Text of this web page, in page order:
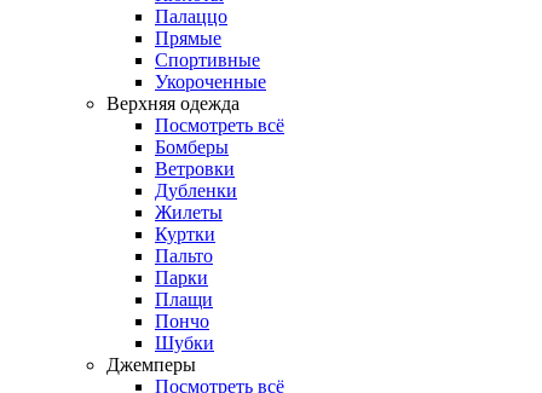
Палаццо
Прямые
Спортивные
Укороченные
Верхняя одежда
Посмотреть всё
Бомберы
Ветровки
Дубленки
Жилеты
Куртки
Пальто
Парки
Плащи
Пончо
Шубки
Джемперы
Посмотреть всё